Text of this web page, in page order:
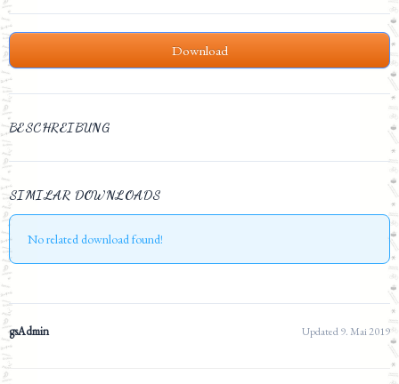
Download
BESCHREIBUNG
SIMILAR DOWNLOADS
No related download found!
gsAdmin Updated 9. Mai 2019